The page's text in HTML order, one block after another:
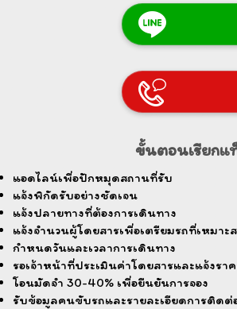
ขั้นตอนเรียกแ
แอดไลน์เพื่อปักหมุดสถานที่รับ
แจ้งพิกัดรับอย่างชัดเจน
แจ้งปลายทางที่ต้องการเดินทาง
แจ้งจำนวนผู้โดยสารเพื่อเตรียมรถที่เหมาะ
กำหนดวันและเวลาการเดินทาง
รอเจ้าหน้าที่ประเมินค่าโดยสารและแจ้งรา
โอนมัดจำ 30-40% เพื่อยืนยันการจอง
รับข้อมูลคนขับรถและรายละเอียดการติดต่